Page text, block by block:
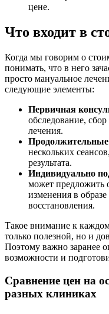
цене.
Что входит в
Когда мы говорим о
понимать, что в него
просто мануальное
следующие элементы:
Первичная
обследование,
лечения.
Продолжительные
нескольких
результата.
Индивидуально
может предложить
изменения в
восстановления.
Такое внимание к
только полезной, но и
Поэтому важно заранее
возможности и
Сравнение цен на
разных клиниках